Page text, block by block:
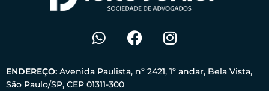
ENDEREÇO: Avenida Paulista, nº 2421, 1º andar, Bela Vista,
São Paulo/SP, CEP 01311-300